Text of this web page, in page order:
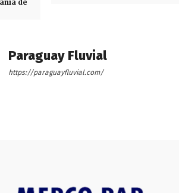
de
Paraguay Fluvial
https://paraguayfluvial.com/